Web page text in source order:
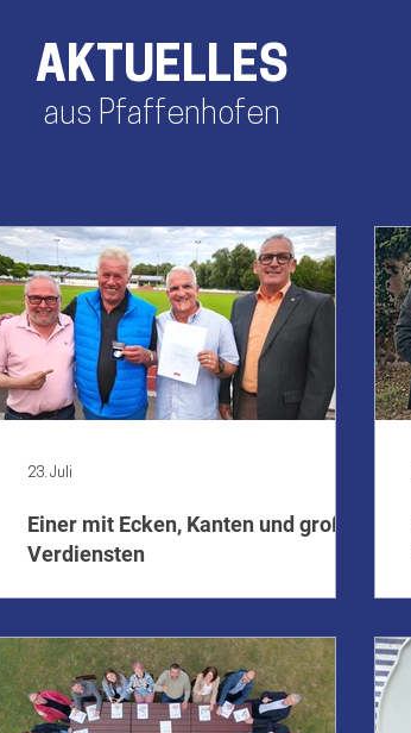
AKTUELLES
aus Pfaffenhofen
Einer mit Ecken, Kanten und großen
Verdiensten
23. Juli